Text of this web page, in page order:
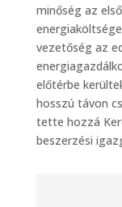
minőség az
vezetőség az
előtérbe
hosszú távon
tette hozzá
beszerzési